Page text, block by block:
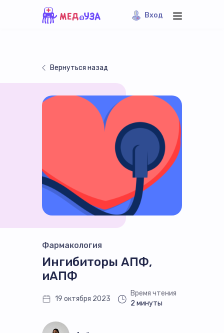
Вход
Вернуться назад
Фармакология
Ингибиторы АПФ,
иАПФ
19 октября 2023
Время чтения
2 минуты